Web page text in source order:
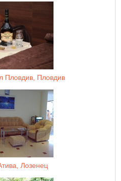
Пловдив, Пловдив
Лозенец